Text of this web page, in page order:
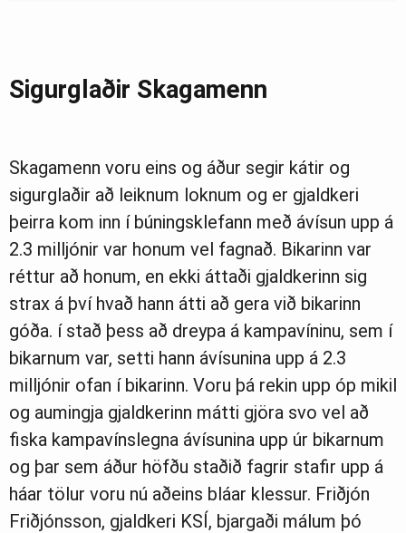
Sigurglaðir Skagamenn
Skagamenn voru eins og áður segir kátir og
sigurglaðir að leiknum loknum og er gjaldkeri
þeirra kom inn í búningsklefann með ávísun upp á
2.3 milljónir var honum vel fagnað. Bikarinn var
réttur að honum, en ekki áttaði gjaldkerinn sig
strax á því hvað hann átti að gera við bikarinn
góða. í stað þess að dreypa á kampavíninu, sem í
bikarnum var, setti hann ávísunina upp á 2.3
milljónir ofan í bikarinn. Voru þá rekin upp óp mikil
og aumingja gjaldkerinn mátti gjöra svo vel að
fiska kampavínslegna ávísunina upp úr bikarnum
og þar sem áður höfðu staðið fagrir stafir upp á
háar tölur voru nú aðeins bláar klessur. Friðjón
Friðjónsson, gjaldkeri KSÍ, bjargaði málum þó